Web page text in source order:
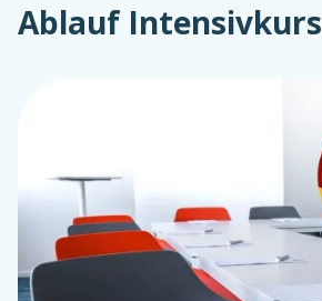
Ablauf Intensivkurs